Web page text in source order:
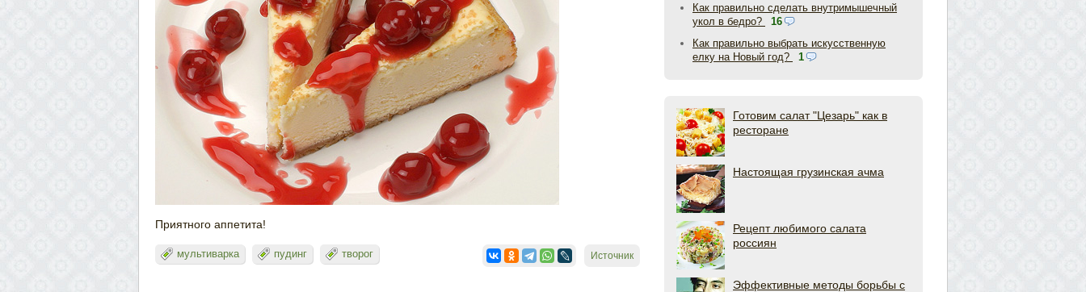
Приятного аппетита!
Источник
мультиварка пудинг творог
Как правильно сделать внутримышечный
укол в бедро?
16
Как правильно выбрать искусственную
елку на Новый год?
1
Готовим салат "Цезарь" как в
ресторане
Настоящая грузинская ачма
Рецепт любимого салата
россиян
Эффективные методы борьбы с